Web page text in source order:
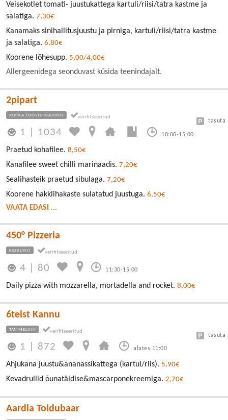
Veisekotlet tomati- juustukattega kartuli/riisi/tatra kastme ja
salatiga. 7,30€
Kanamaks sinihallitusjuustu ja pirniga, kartuli/riisi/tatra kastme
ja salatiga. 6,80€
Koorene lõhesupp. 5,00/4,00€
Allergeenidega seonduvast küsida teenindajalt.
2pipart
ROPKA TÖÖSTUSRAJOON
1 1034 10:00-15:00
tasuta
Praetud kohafilee. 8,50€
Kanafilee sweet chilli marinaadis. 7,20€
Sealihasteik praetud sibulaga. 7,20€
Koorene hakklihakaste sulatatud juustuga. 6,50€
VAATA EDASI ...
450° Pizzeria
KESKLINN
4 80 11:30-15:00
Daily pizza with mozzarella, mortadella and rocket. 8,00€
6teist Kannu
TAMMELINN
1 872 alates 11:00
tasuta
Ahjukana juustu&ananassikattega (kartul/riis). 5,90€
Kevadrullid õunatäidise&mascarponekreemiga. 2,70€
Aardla Toidubaar